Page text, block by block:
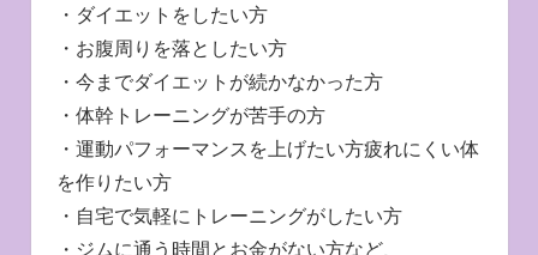
・ダイエットをしたい方
・お腹周りを落としたい方
・今までダイエットが続かなかった方
・体幹トレーニングが苦手の方
・運動パフォーマンスを上げたい方疲れにくい体
を作りたい方
・自宅で気軽にトレーニングがしたい方
・ジムに通う時間とお金がない方など、